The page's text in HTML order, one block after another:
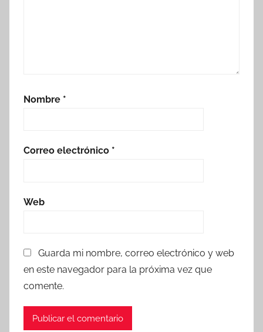
Nombre *
Correo electrónico *
Web
Guarda mi nombre, correo electrónico y web
en este navegador para la próxima vez que
comente.